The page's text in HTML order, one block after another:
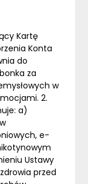
Kartę
Konta
do
za
w
2.
a)
e-
Ustawy
przed